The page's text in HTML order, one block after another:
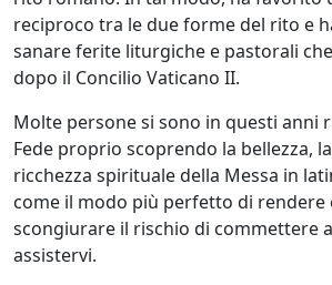
reciproco tra le due forme del rito e
sanare ferite liturgiche e pastorali
dopo il Concilio Vaticano II.
Molte persone si sono in questi anni
Fede proprio scoprendo la bellezza,
ricchezza spirituale della Messa in
come il modo più perfetto di rendere
scongiurare il rischio di commettere
assistervi.